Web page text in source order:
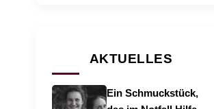
AKTUELLES
Ein Schmuckstück,